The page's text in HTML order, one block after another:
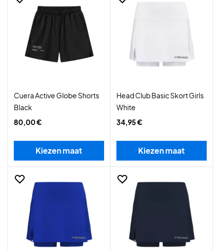
Cuera Active Globe Shorts
Black
80,00 €
Kiezen maat
Head Club Basic Skort Girls
White
34,95 €
Kiezen maat